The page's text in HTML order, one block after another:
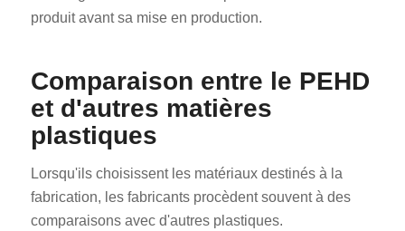
produit avant sa mise en production.
Comparaison entre le PEHD
et d'autres matières
plastiques
Lorsqu'ils choisissent les matériaux destinés à la
fabrication, les fabricants procèdent souvent à des
comparaisons avec d'autres plastiques.